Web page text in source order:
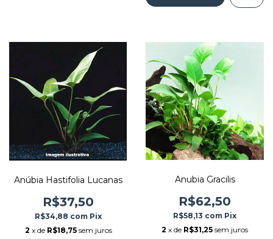
Anúbia Hastifolia Lucanas
R$37,50
R$34,88 com Pix
2 x de R$18,75 sem juros
Anubia Gracilis
R$62,50
R$58,13 com Pix
2 x de R$31,25 sem juros